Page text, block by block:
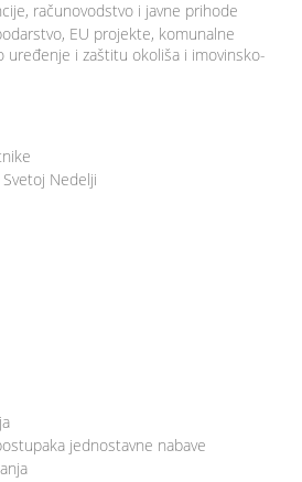
računovodstvo i javne prihode
EU projekte, komunalne
uređenje i zaštitu okoliša i imovinsko-
Nedelji
jednostavne nabave